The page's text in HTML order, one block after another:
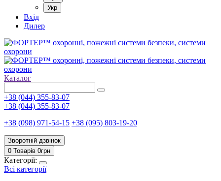
Укр
Вхід
Дилер
Каталог
+38 (044) 355-83-07
+38 (044) 355-83-07
+38 (098) 971-54-15 +38 (095) 803-19-20
Зворотній дзвінок
0 Товарів 0грн
Категорії:
Всі категорії